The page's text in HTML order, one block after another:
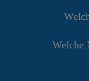
Welche